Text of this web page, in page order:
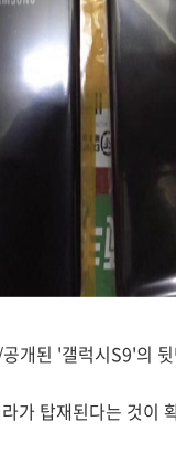
개된 '갤럭시S9'의
가 탑재된다는 것이